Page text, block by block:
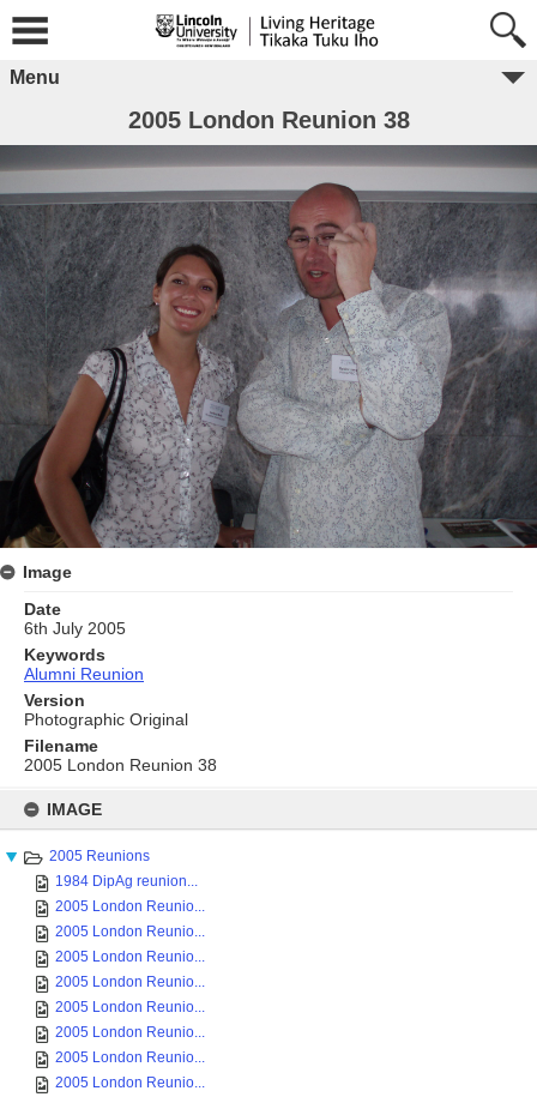
content
IMAGE
2005 Reunions
1984 DipAg reunion...
2005 London Reunio...
2005 London Reunio...
2005 London Reunio...
2005 London Reunio...
2005 London Reunio...
2005 London Reunio...
2005 London Reunio...
2005 London Reunio...
Menu
2005 London Reunion 38
Image
Date
6th July 2005
Keywords
Alumni Reunion
Version
Photographic Original
Filename
2005 London Reunion 38